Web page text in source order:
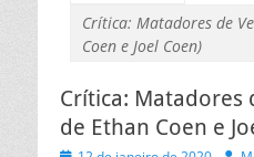
Crítica: Matadores de
Coen e Joel Coen)
Crítica: Matadores
de Ethan Coen e